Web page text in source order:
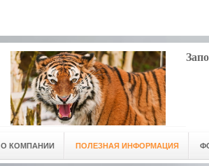
О КОМПАНИИ ПОЛЕЗНАЯ ИНФОРМАЦИЯ